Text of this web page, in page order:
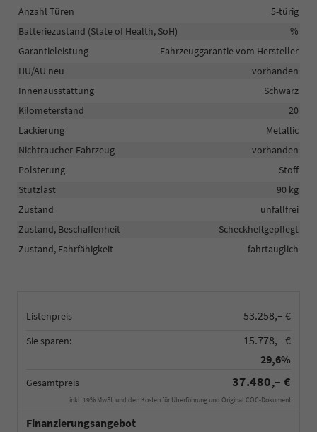
Listenpreis 53.258,– €
Sie sparen:
15.778,– €
29,6%
Gesamtpreis 37.480,– €
inkl. 19% MwSt. und den Kosten für Überführung und Original COC-Dokument
Finanzierungsangebot
Anzahl Türen
5-türig
Batteriezustand (State of Health, SoH)
%
Garantieleistung
Fahrzeuggarantie vom Hersteller
HU/AU neu
vorhanden
Innenausstattung
Schwarz
Kilometerstand
20
Lackierung
Metallic
Nichtraucher-Fahrzeug
vorhanden
Polsterung
Stoff
Stützlast
90 kg
Zustand
unfallfrei
Zustand, Beschaffenheit
Scheckheftgepflegt
Zustand, Fahrfähigkeit
fahrtauglich